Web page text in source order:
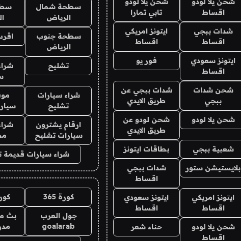
اقساط
تابي تمارا
شدات ببجي
اقساط
ايتونز امريكي
اقساط
ايتونز سعودي
اقساط
فور يو
شحن شدات
ببجي
شدات ببجي عن
طريق الايدي
شحن يلا لودو
شحن لودو عن
طريق الايدي
شعبية ببجي بطاقات ايتونز
بلايستيشن ستور
شدات ببجي
اقساط
ايتونز امريكي
اقساط
ايتونز سعودي
اقساط
شحن يلا لودو
اقساط
حناء شعر
سطحة شمال
الرياض
سطحة جنوب
الرياض
تشليح
شراء سيارات
تشليح
ارقام يشترون
سيارات تشليح
شراء سيارات قديمة
كورة 365
جول العرب
goalarab
بث